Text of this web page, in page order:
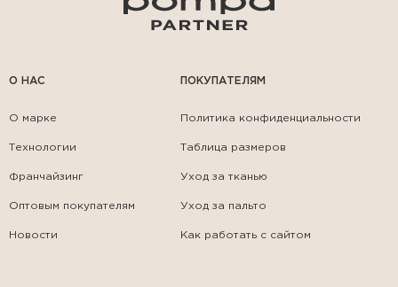
О НАС
О марке
Технологии
Франчайзинг
Оптовым покупателям
Новости
ПОКУПАТЕЛЯМ
Политика конфиденциальности
Таблица размеров
Уход за тканью
Уход за пальто
Как работать с сайтом